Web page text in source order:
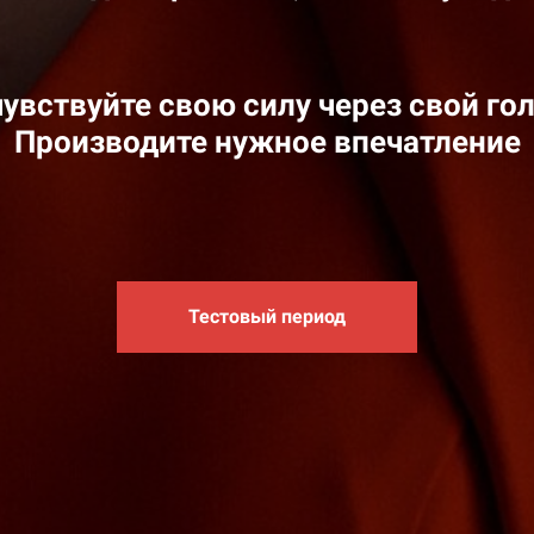
свою силу через свой
Производите нужное впечатление
Тестовый период